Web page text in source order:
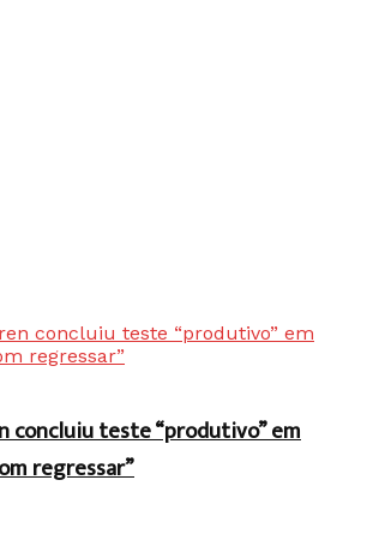
concluiu teste “produtivo” em
regressar”